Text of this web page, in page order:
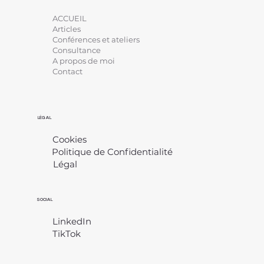
LÉGAL
Cookies
Politique de Confidentialité
Légal
SOCIAL
LinkedIn
TikTok
ACCUEIL
Articles
Conférences et ateliers
Consultance
A propos de moi
Contact